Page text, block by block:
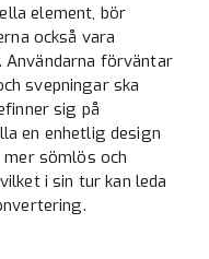
element, bör
också vara
Användarna förväntar
svepningar ska
sig på
en enhetlig design
sömlös och
i sin tur kan leda